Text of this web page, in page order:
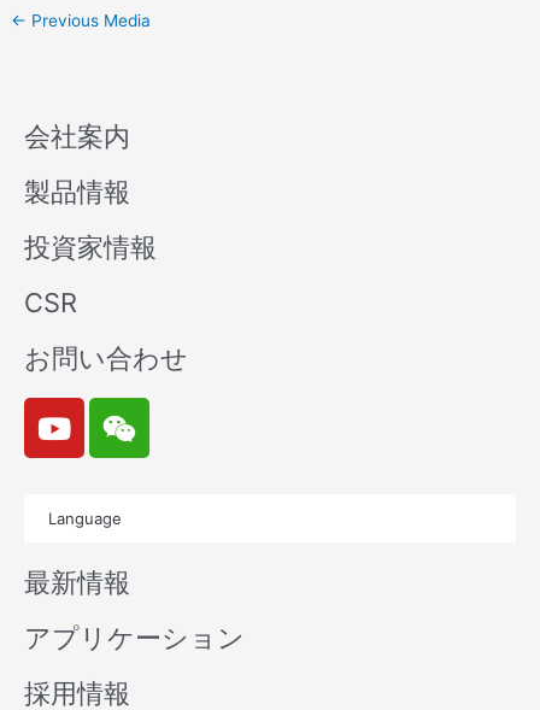
← Previous Media
会社案内
製品情報
投資家情報
CSR
お問い合わせ
Y
o
u
b
e
W
e
i
n
Language
最新情報
アプリケーション
採用情報